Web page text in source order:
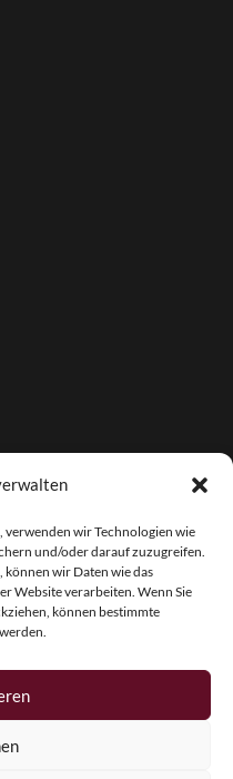
verwenden wir Technologien wie
und/oder darauf zuzugreifen.
können wir Daten wie das
Website verarbeiten. Wenn Sie
können bestimmte
Paeonies. Rottaler